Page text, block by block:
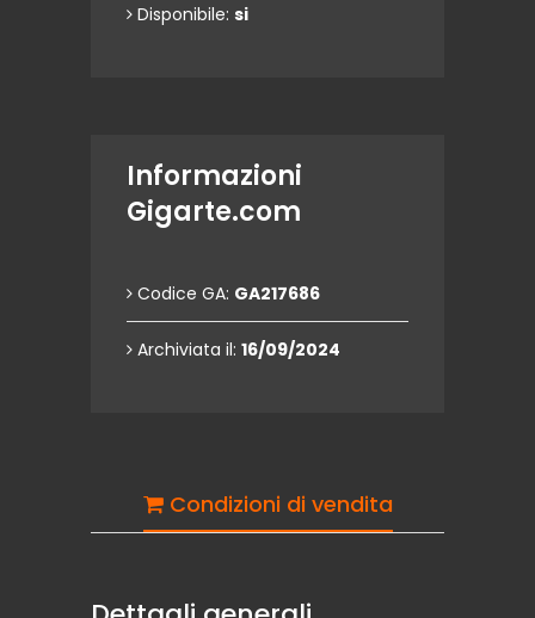
Disponibile: si
Informazioni
Gigarte.com
Codice GA: GA217686
Archiviata il: 16/09/2024
Condizioni di vendita